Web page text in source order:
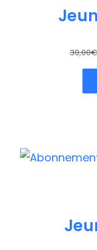
30,00€